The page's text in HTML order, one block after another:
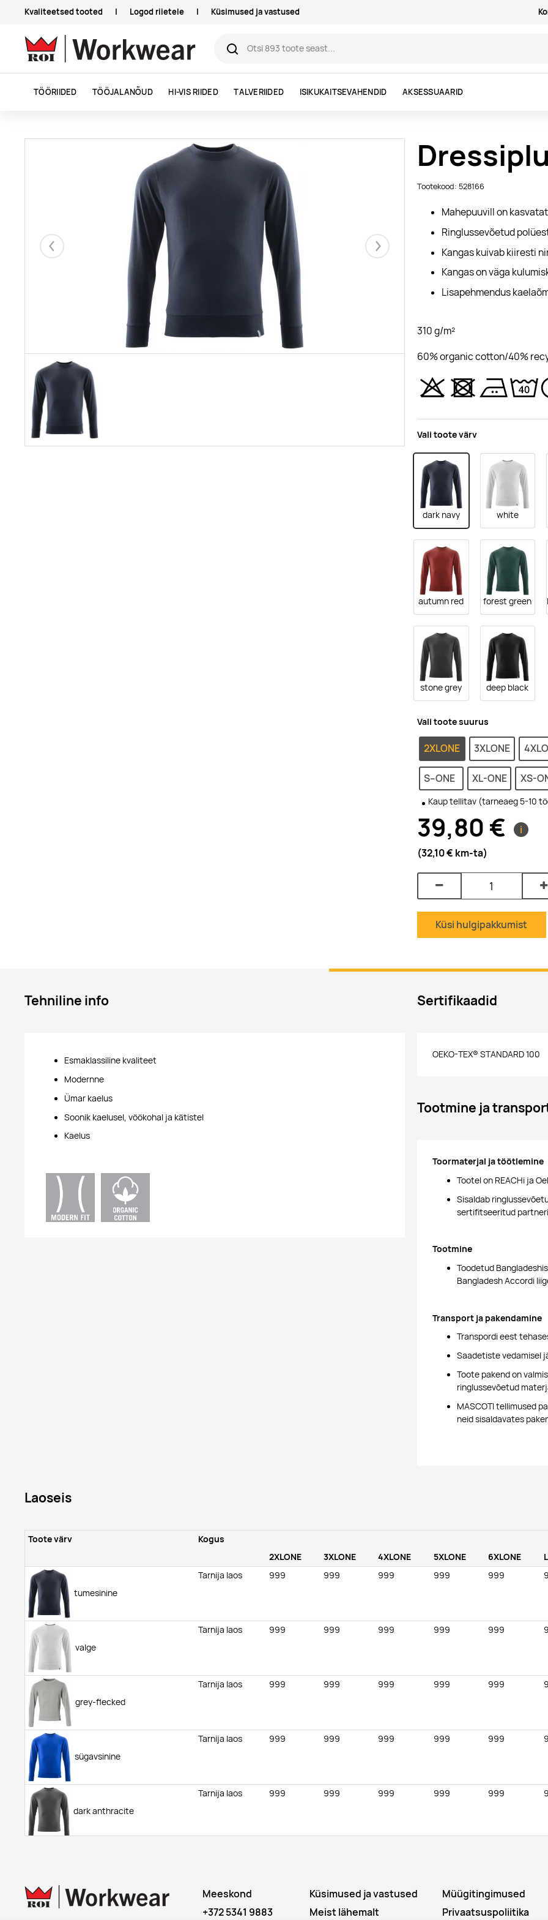
Kvaliteetsed tooted | Logod riietele | Küsimused ja vastused
TÖÖRIIDED TÖÖJALANÕUD HI-VIS RIIDED TALVERIIDED ISIKUKAITSEVAHENDID AKSESSUAARID
Eelmised Järgmised
Tootekood: 528166
Mahepuuvill on
Ringlussevõetud
Kangas kuivab kiiresti
Kangas on väga
Lisapehmendus
310 g/m²
60% organic cotton/40%
Vali toote värv
dark navy white
autumn red forest green
stone grey deep black
Vali toote suurus
2XLONE 3XLONE
S--ONE XL-ONE XS-
Kaup tellitav (tarneaeg 5-10
39,80 €
i
(32,10 € km-ta)
Küsi hulgipakkumist
Tehniline info
Esmaklassiline kvaliteet
Modernne
Ümar kaelus
Soonik kaelusel, vöökohal ja kätistel
Kaelus
Sertifikaadid
OEKO-TEX® STANDARD 100
Tootmine ja
Toormaterjal ja töötlemine
Tootel on REACHi ja
Sisaldab
sertifitseeritud
Tootmine
Toodetud
Bangladesh Accordi
Transport ja pakendamine
Transpordi eest
Saadetiste vedamisel
Toote pakend on
ringlussevõetud
MASCOTI tellimused
neid sisaldavates
Laoseis
Toote värv
Kogus
2XLONE
3XLONE 4XLONE 5XLONE 6XLONE
tumesinine
Tarnija laos 999 999 999 999 999
valge
Tarnija laos 999 999 999 999 999
grey-flecked
Tarnija laos 999 999 999 999 999
sügavsinine
Tarnija laos 999 999 999 999 999
dark anthracite
Tarnija laos 999 999 999 999 999
999
Meeskond
+372 5341 9883
Küsimused ja vastused
Meist lähemalt
Müügitingimused
Privaatsuspoliitika